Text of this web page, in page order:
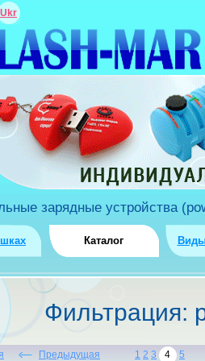
зарядные устройства
Каталог
Ukr
Фильтрация:
Предыдущая 1 2 3 4 5